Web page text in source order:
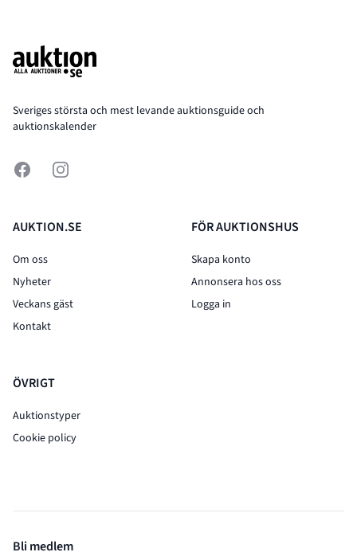
Sveriges största och mest levande auktionsguide och
auktionskalender
FacebookInstagram
AUKTION.SE
Om oss
Nyheter
Veckans gäst
Kontakt
ÖVRIGT
Auktionstyper
Cookie policy
FÖR AUKTIONSHUS
Skapa konto
Annonsera hos oss
Logga in
Bli medlem